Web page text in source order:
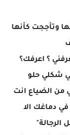
وتأججت كأنها
؟ اعرفك؟
شكلي حلو
من الضياع انت
دماغك الا